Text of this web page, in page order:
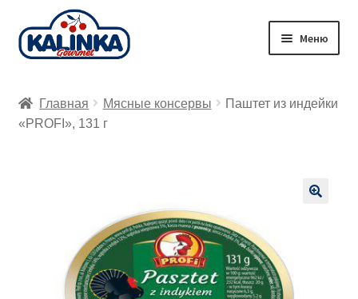
Перейти
к
Перейти
к
Меню
Заказ онлайн
Главная Мясные консервы
Паштет из индейки
«PROFI», 131 г